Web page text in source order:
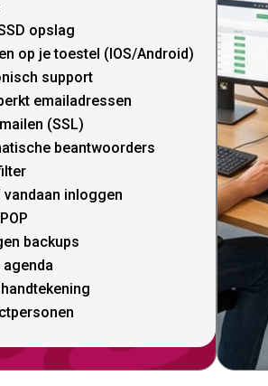
opslag
op je toestel (IOS/Android)
support
emailadressen
(SSL)
beantwoorders
vandaan inloggen
backups
agenda